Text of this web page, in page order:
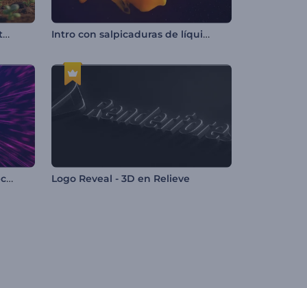
Introducción del lindo conejito de Pascua Intro con salpicaduras de líquido colorido
Introducción Neón de Alta Tecnología Logo Reveal - 3D en Relieve